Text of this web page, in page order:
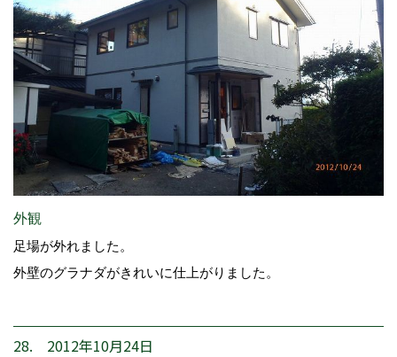
外観
足場が外れました。
外壁のグラナダがきれいに仕上がりました。
28. 2012年10月24日